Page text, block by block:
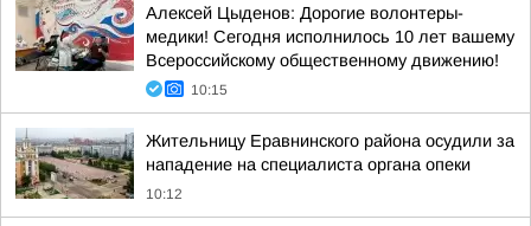
Алексей Цыденов: Дорогие волонтеры-
медики! Сегодня исполнилось 10 лет вашему
Всероссийскому общественному движению!
10:15
Жительницу Еравнинского района осудили за
нападение на специалиста органа опеки
10:12